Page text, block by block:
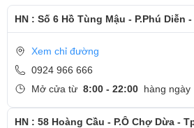
HN : Số 6 Hồ Tùng Mậu - P.Phú Diễn
Xem chỉ đường
0924 966 666
Mở cửa từ 8:00 - 22:00 hàng ngày
HN : 58 Hoàng Cầu - P.Ô Chợ Dừa -